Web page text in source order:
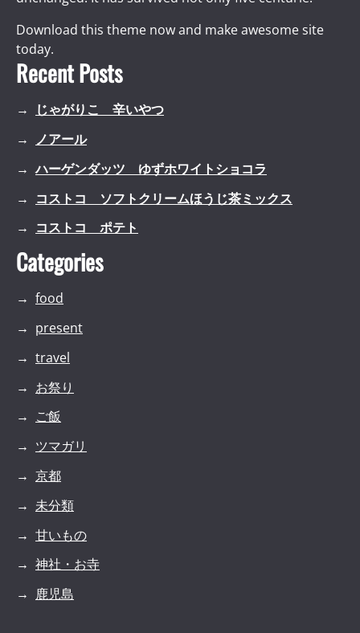
Download this theme now and make awesome site
today.
Recent Posts
じゃがりこ 辛いやつ
ノアール
ハーゲンダッツ ゆずホワイトショコラ
コストコ ソフトクリームほうじ茶ミックス
コストコ ポテト
Categories
food
present
travel
お祭り
ご飯
ツマガリ
京都
未分類
甘いもの
神社・お寺
鹿児島